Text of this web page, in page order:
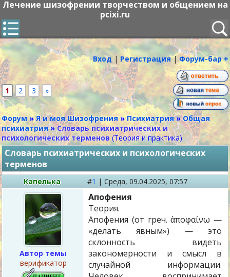
Лечение шизофрении творчеством и общением на
pcixi.ru
Вход | Регистрация|Форум-бар +
1 2 3 »
Форум » Я и моя Шизофрения » Психиатрия » Общая
психиатрия » Словарь психиатрических и
психологических терменов (Теория и практика)
Словарь психиатрических и психологических
терменов
Капелька #1 | Среда, 09.04.2025, 07:57
Автор темы
верификатор
Апофения
Теория.
Апофения (от греч. ἀποφαίνω —
«делать явным») — это
склонность видеть
закономерности и смысл в
случайной информации.